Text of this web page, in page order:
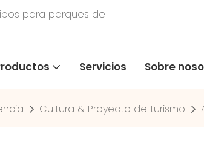
para parques de
Servicios Sobre
Cultura & Proyecto de turismo